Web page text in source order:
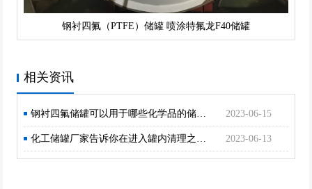
钢衬四氟（PTFE）储罐 喷涂特氟龙F40储罐
相关资讯
钢衬四氟储罐可以用于哪些化学品的储存？ 2023-06-15
化工储罐厂家告诉你在进入罐内清理之前须佩戴好防护用品来预防有毒物质 2023-06-13